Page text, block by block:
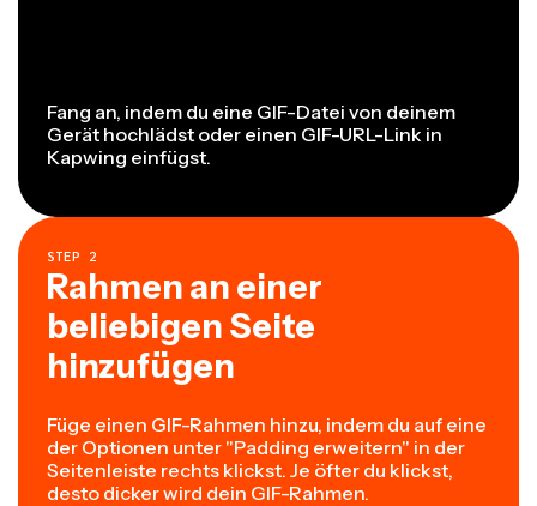
Fang an, indem du eine GIF-Datei von deinem
Gerät hochlädst oder einen GIF-URL-Link in
Kapwing einfügst.
STEP 2
Rahmen an einer
beliebigen Seite
hinzufügen
Füge einen GIF-Rahmen hinzu, indem du auf eine
der Optionen unter "Padding erweitern" in der
Seitenleiste rechts klickst. Je öfter du klickst,
desto dicker wird dein GIF-Rahmen.